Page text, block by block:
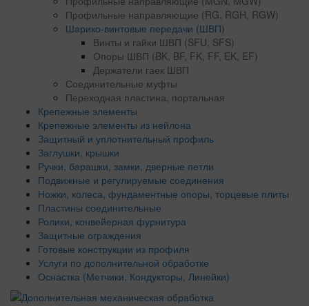
Профильные направляющие (RG, RGH, RGW)
Шарико-винтовые передачи (ШВП)
Винты и гайки ШВП (SFU, SFS)
Опоры ШВП (BK, BF, FK, FF, EK, EF)
Держатели гаек ШВП
Соединительные муфты
Переходная пластина, портальная
Крепежные элементы
Крепежные элементы из нейлона
Защитный и уплотнительный профиль
Заглушки, крышки
Ручки, барашки, замки, дверные петли
Подвижные и регулируемые соединения
Ножки, колеса, фундаментные опоры, торцевые плиты
Пластины соединительные
Ролики, конвейерная фурнитура
Защитные ограждения
Готовые конструкции из профиля
Услуги по дополнительной обработке
Оснастка (Метчики, Кондукторы, Линейки)